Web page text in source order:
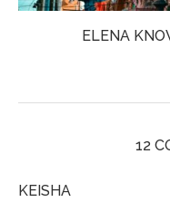
ELENA
12
KEISHA